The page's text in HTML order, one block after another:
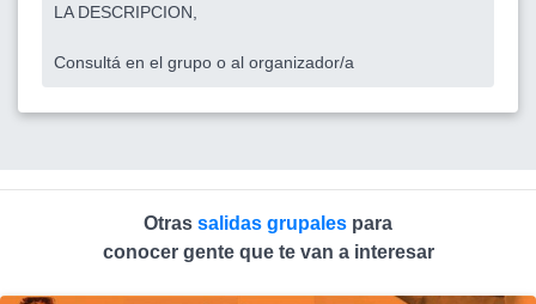
LA DESCRIPCION,
Consultá en el grupo o al organizador/a
Otras salidas grupales para
conocer gente que te van a interesar